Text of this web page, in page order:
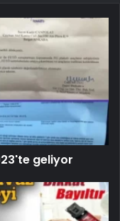
geliyor